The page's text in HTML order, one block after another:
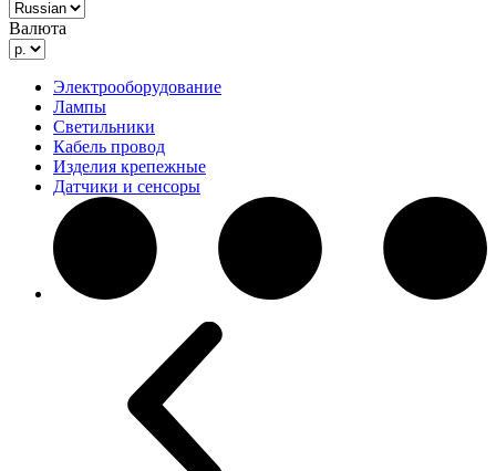
Валюта
Электрооборудование
Лампы
Светильники
Кабель провод
Изделия крепежные
Датчики и сенсоры